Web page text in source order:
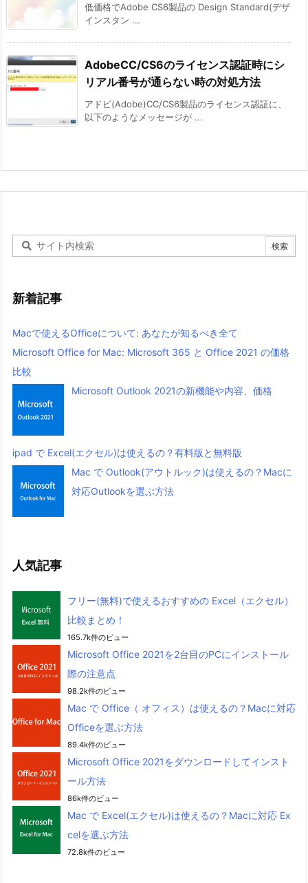
低価格でAdobe CS6製品の Design Standard(デザ
インスタン ...
AdobeCC/CS6のライセンス認証時にシ
リアル番号が通らない時の対処方法
アドビ(Adobe)CC/CS6製品のライセンス認証に、
以下のようなメッセージが ...
新着記事
Macで使えるOfficeについて: あなたが知るべき全て
Microsoft Office for Mac: Microsoft 365 と Office 2021 の価格
比較
Microsoft Outlook 2021の新機能や内容、価格
ipad で Excel(エクセル)は使えるの？有料版と無料版
Mac で Outlook(アウトルック)は使えるの？Macに
対応Outlookを選ぶ方法
人気記事
フリー(無料)で使えるおすすめの Excel（エクセル）
比較まとめ！
165.7k件のビュー
Microsoft Office 2021を2台目のPCにインストール
際の注意点
98.2k件のビュー
Mac で Office（ オフィス）は使えるの？Macに対応
Officeを選ぶ方法
89.4k件のビュー
Microsoft Office 2021をダウンロードしてインスト
ール方法
86k件のビュー
Mac で Excel(エクセル)は使えるの？Macに対応 Ex
celを選ぶ方法
72.8k件のビュー